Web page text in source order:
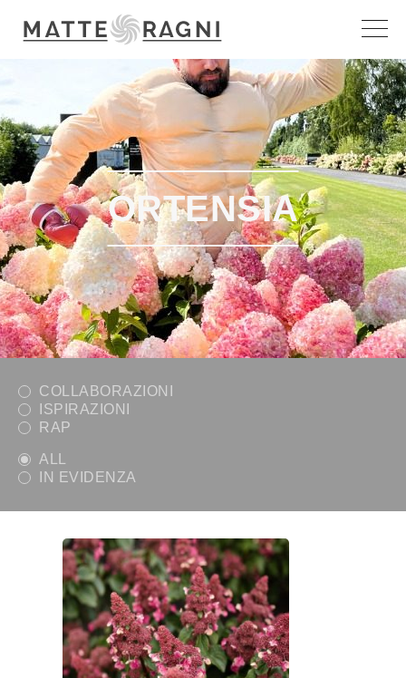
ORTENSIA
COLLABORAZIONI
ISPIRAZIONI
RAP
ALL
IN EVIDENZA